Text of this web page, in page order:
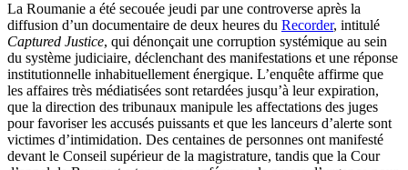
La Roumanie a été secouée jeudi par une controverse après la
diffusion d’un documentaire de deux heures du Recorder, intitulé
Captured Justice, qui dénonçait une corruption systémique au sein
du système judiciaire, déclenchant des manifestations et une réponse
institutionnelle inhabituellement énergique. L’enquête affirme que
les affaires très médiatisées sont retardées jusqu’à leur expiration,
que la direction des tribunaux manipule les affectations des juges
pour favoriser les accusés puissants et que les lanceurs d’alerte sont
victimes d’intimidation. Des centaines de personnes ont manifesté
devant le Conseil supérieur de la magistrature, tandis que la Cour